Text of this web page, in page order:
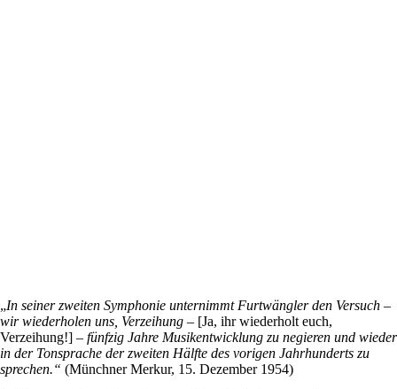
„In seiner zweiten Symphonie unternimmt Furtwängler den Versuch –
wir wiederholen uns, Verzeihung – [Ja, ihr wiederholt euch,
Verzeihung!] – fünfzig Jahre Musikentwicklung zu negieren und wieder
in der Tonsprache der zweiten Hälfte des vorigen Jahrhunderts zu
sprechen.“ (Münchner Merkur, 15. Dezember 1954)